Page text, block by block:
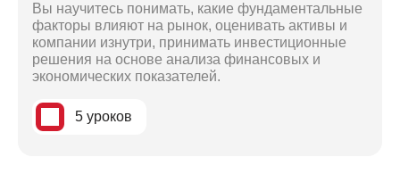
Вы научитесь понимать, какие фундаментальные
факторы влияют на рынок, оценивать активы и
компании изнутри, принимать инвестиционные
решения на основе анализа финансовых и
экономических показателей.
5 уроков